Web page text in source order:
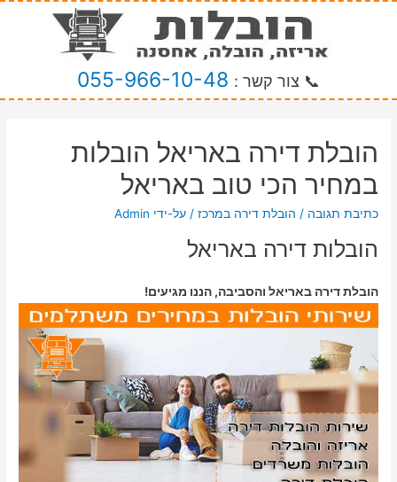
📞 צור קשר : 055-966-10-48
הובלת דירה באריאל הובלות
במחיר הכי טוב באריאל
כתיבת תגובה / הובלת דירה במרכז / על-ידי Admin
הובלות דירה באריאל
הובלת דירה באריאל והסביבה, הננו מגיעים!